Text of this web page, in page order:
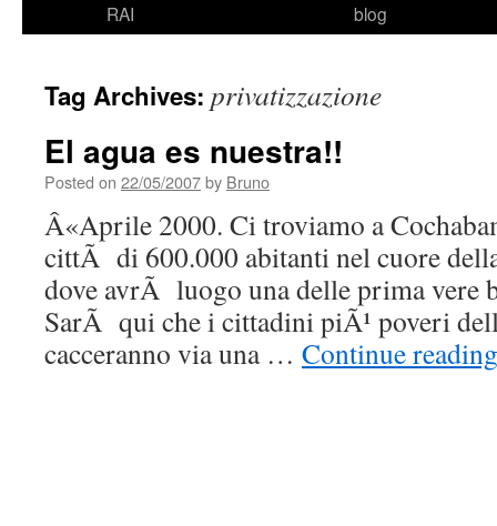
RAI
blog
Tag Archives: privatizzazione
El agua es nuestra!!
Posted on 22/05/2007by Bruno
Â«Aprile 2000. Ci troviamo a
cittÃ di 600.000 abitanti nel cuore
dove avrÃ luogo una delle prima vere
SarÃ qui che i cittadini piÃ¹ poveri
cacceranno via una … Continue